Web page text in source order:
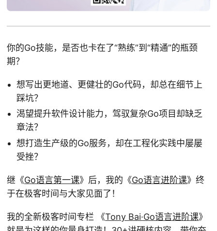
你的Go技能，是否也卡在了“熟练”到“精通”的瓶颈
期？
想写出更地道、更健壮的Go代码，却总在细节上
踩坑？
渴望提升软件设计能力，驾驭复杂Go项目却缺乏
章法？
想打造生产级的Go服务，却在工程化实践中屡屡
受挫？
继《Go语言第一课》后，我的《Go语言进阶课》终
于在极客时间与大家见面了！
我的全新极客时间专栏 《Tony Bai·Go语言进阶课》